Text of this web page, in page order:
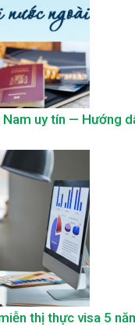
Nam uy tín — Hướng
thị thực visa 5